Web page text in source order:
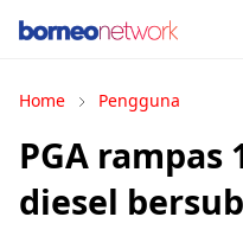
Home Pengguna
PGA rampas
diesel